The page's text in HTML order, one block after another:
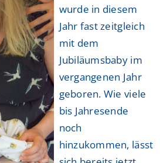
wurde in diesem
Jahr fast zeitgleich
mit dem
Jubiläumsbaby im
vergangenen Jahr
geboren. Wie viele
bis Jahresende
noch
hinzukommen, lässt